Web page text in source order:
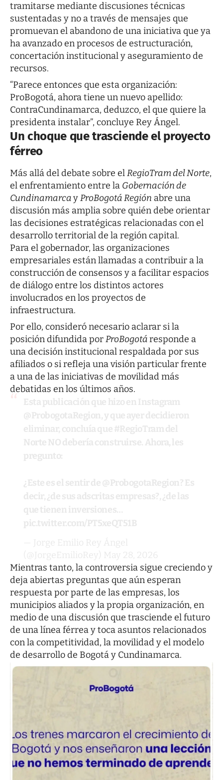
tramitarse mediante discusiones técnicas
sustentadas y no a través de mensajes que
promuevan el abandono de una iniciativa que ya
ha avanzado en procesos de estructuración,
concertación institucional y aseguramiento de
recursos.
“Parece entonces que esta organización:
ProBogotá, ahora tiene un nuevo apellido:
ContraCundinamarca, deduzco, el que quiere la
presidenta instalar”, concluye Rey Ángel.
Un choque que trasciende el proyecto
férreo
Más allá del debate sobre elRegioTram del Norte,
el enfrentamiento entre la Gobernación de
CundinamarcayProBogotá Región abre una
discusión más amplia sobre quién debe orientar
las decisiones estratégicas relacionadas con el
desarrollo territorial de la región capital.
Para el gobernador, las organizaciones
empresariales están llamadas a contribuir a la
construcción de consensos y a facilitar espacios
de diálogo entre los distintos actores
involucrados en los proyectos de
infraestructura.
Por ello, consideró necesario aclarar si la
posición difundida porProBogotáresponde a
una decisión institucional respaldada por sus
afiliados o si refleja una visión particular frente
a una de las iniciativas de movilidad más
debatidas en los últimos años.
Mientras tanto, la controversia sigue creciendo y
deja abiertas preguntas que aún esperan
respuesta por parte de las empresas, los
municipios aliados y la propia organización, en
medio de una discusión que trasciende el futuro
de una línea férrea y toca asuntos relacionados
con la competitividad, la movilidad y el modelo
de desarrollo de Bogotá y Cundinamarca.